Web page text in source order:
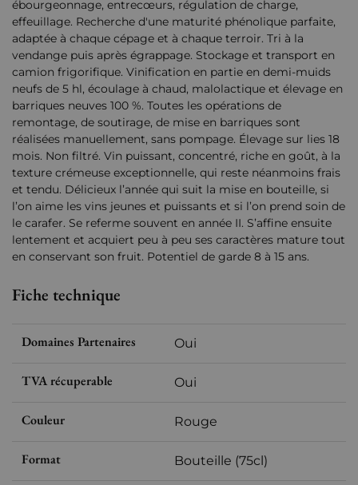
ébourgeonnage, entrecœurs, régulation de charge,
effeuillage. Recherche d'une maturité phénolique parfaite,
adaptée à chaque cépage et à chaque terroir. Tri à la
vendange puis après égrappage. Stockage et transport en
camion frigorifique. Vinification en partie en demi-muids
neufs de 5 hl, écoulage à chaud, malolactique et élevage en
barriques neuves 100 %. Toutes les opérations de
remontage, de soutirage, de mise en barriques sont
réalisées manuellement, sans pompage. Élevage sur lies 18
mois. Non filtré. Vin puissant, concentré, riche en goût, à la
texture crémeuse exceptionnelle, qui reste néanmoins frais
et tendu. Délicieux l’année qui suit la mise en bouteille, si
l’on aime les vins jeunes et puissants et si l’on prend soin de
le carafer. Se referme souvent en année II. S’affine ensuite
lentement et acquiert peu à peu ses caractères mature tout
en conservant son fruit. Potentiel de garde 8 à 15 ans.
Fiche technique
Domaines Partenaires Oui
TVA récuperable Oui
Couleur Rouge
Format Bouteille (75cl)